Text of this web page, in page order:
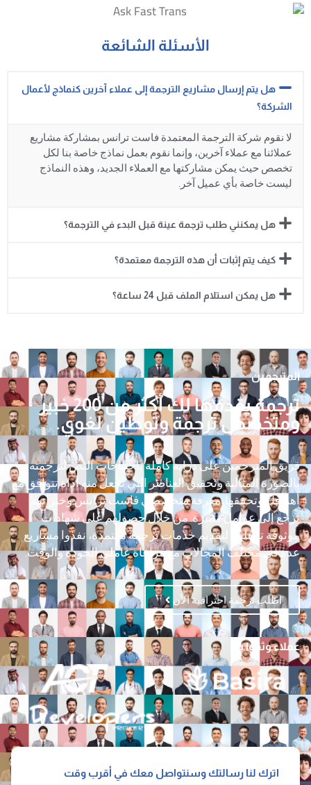
الأسئلة الشائعة
هل يتم إرسال مشاريع الترجمة إلى عملاء آخرين كنماذج لأعمال
الشركة؟
لا نقوم شركة الترجمة المعتمدة فاست ترانس بمشاركة مشاريع
عملائنا مع عملاء آخرين، وإنما نقوم بعمل نماذج خاصة بنا لكل
تخصص حيث يمكن مشاركتها مع العملاء الجديد، وهذه النماذج
ليست خاصة بأي عميل آخر.
هل يمكنني طلب ترجمة عينة قبل البدء في الترجمة؟
كيف يتم إثبات أن هذه الترجمة معتمدة؟
هل يمكن استلام الملف قبل 24 ساعة؟
المترجمين
ترجمة يقدمها لك أكثر من 200 خبير
ومتخصص ترجمة وتوطين لغوي.
فريق المترجمين على دراية كاملة باحتياجات النص لترجمته
بالصورة المثالية وتحقيق العناصر التي تجعل منه أداة تتوافق مع
أهدافك وتحققها. معرفة متخصصي فاست ترانس وخبراتهم
ترجع إلى عوامل مميزة. من خلال حصولهم على شهادات
موثوقة تؤهلهم لتقديم خدمات ترجمة معتمدة، نفذوا مشاريع
عدة في مختلف المجالات مع مراعاة عاملي الجودة والوقت.
اطلب ترجمة احترافية الأن
عملاء وثقوا بنا
اترك لنا رسالتك وسنتواصل معك في أقرب وقت